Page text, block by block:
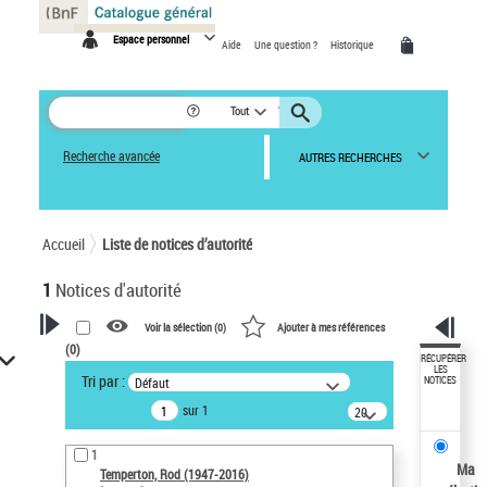
Espace personnel Aide Une question ? Historique
Tout
Recherche avancée AUTRES RECHERCHES
Accueil Liste de notices d’autorité
1 Notices d'autorité
VOTRE RECHERCHE
Recherche avancée dans les
notices d’autorité
Œuvres liées à l'auteur :
Temperton, Rod (1947-2016)
Voir la sélection (0) Ajouter à mes références
(0)
Tri par : Défaut
sur 1
20
résultats/page
1
Temperton, Rod (1947-2016)
RÉCUPÉRER
LES
NOTICES
Ma
Panneau de gestion des cookies